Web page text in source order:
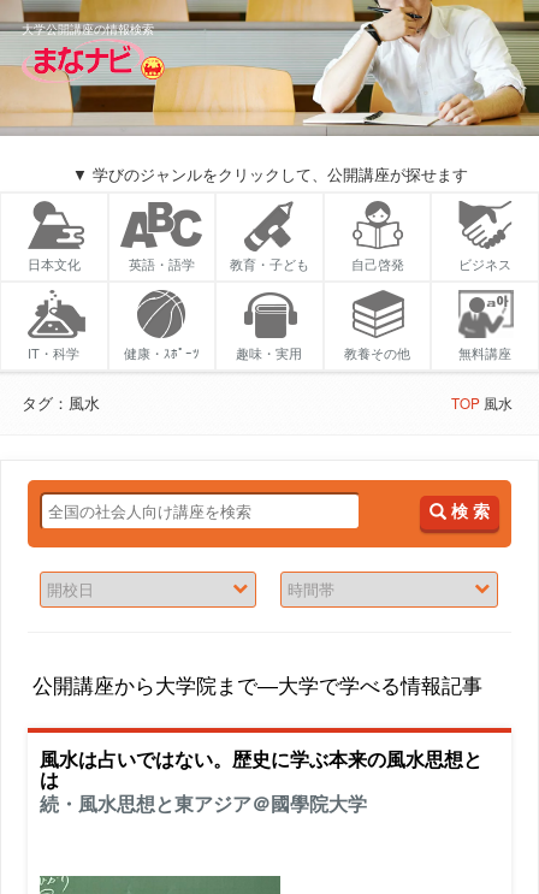
大学公開講座の情報検索
▼ 学びのジャンルをクリックして、公開講座が探せます
日本文化 英語・語学 教育・子ども 自己啓発 ビジネス
IT・科学 健康・ｽﾎﾟｰﾂ 趣味・実用 教養その他 無料講座
タグ：風水 TOP風水
検 索
公開講座から大学院まで―大学で学べる情報記事
風水は占いではない。歴史に学ぶ本来の風水思想と
は
続・風水思想と東アジア＠國學院大学